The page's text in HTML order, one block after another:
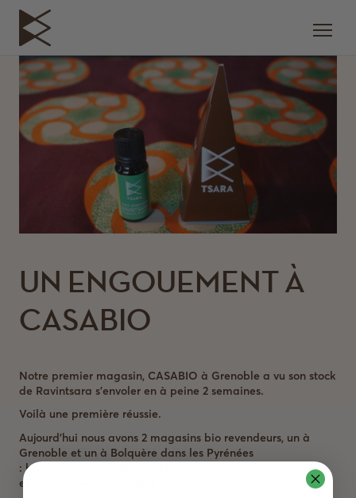
UN ENGOUEMENT À
CASABIO
Notre premier magasin, CASABIO à Grenoble a vu son stock
de Ravintsara s’envoler en à peine 2 semaines.
Voilà une première réussie.
Aujourd’hui nous avons 2 magasins bio revendeurs, un à
Grenoble et un à Bolquère dans les Pyrénées
: http://www.biocoop-casabio.com/chorier/
et http://www.bioteafull.fr/